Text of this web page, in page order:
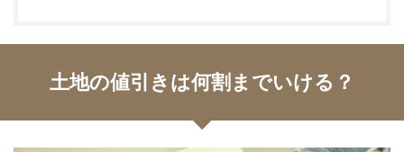
土地の値引きは何割までいける？